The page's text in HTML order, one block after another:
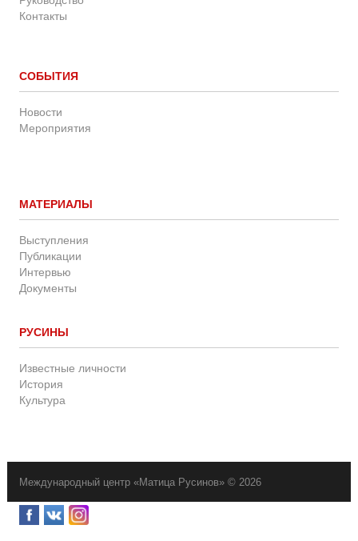
Контакты
СОБЫТИЯ
Новости
Мероприятия
МАТЕРИАЛЫ
Выступления
Публикации
Интервью
Документы
РУСИНЫ
Известные личности
История
Культура
Международный центр «Матица Русинов» © 2026